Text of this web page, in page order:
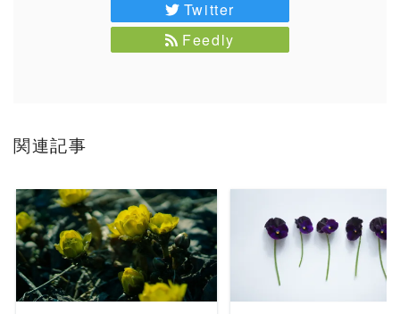
Twitter
Feedly
関連記事
READ MORE READ MORE